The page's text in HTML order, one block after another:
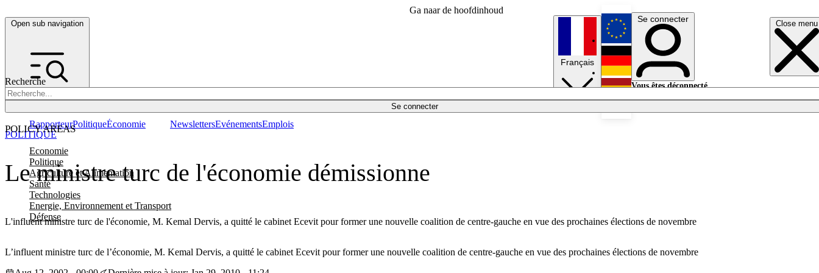
Ga naar de hoofdinhoud
Open sub navigation Close menu
Recherche
Se connecter
POLICY AREAS
Economie
Politique
Agriculture et Alimentation
Santé
Technologies
Energie, Environnement et Transport
Défense
RapporteurPolitiqueÉconomie NewslettersEvénementsEmplois
Français
English
Deutsch
Se connecter
Vous êtes déconnecté.
Le ministre turc de l'économie démissionne
L'influent ministre turc de l'économie, M. Kemal Dervis, a quitté le cabinet Ecevit pour former une nouvelle coalition de centre-gauche en vue des prochaines élections de novembre
POLITIQUE
L’influent ministre turc de l’économie, M. Kemal Dervis, a quitté le cabinet Ecevit pour former une nouvelle coalition de centre-gauche en vue des prochaines élections de novembre